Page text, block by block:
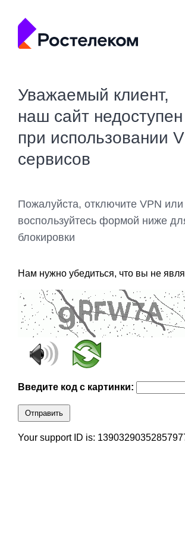
Уважаемый клиент,
наш сайт недоступен
при использовании
сервисов
Пожалуйста, отключите VPN или
воспользуйтесь формой ниже
блокировки
Нам нужно убедиться, что вы не
Введите код с картинки:
Отправить
Your support ID is: